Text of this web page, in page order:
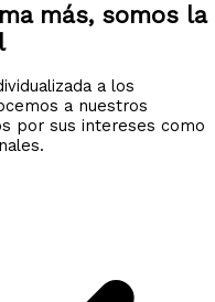
más, somos la
a los
a nuestros
por sus intereses como